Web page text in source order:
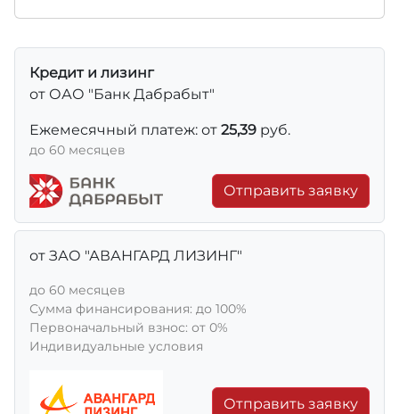
Кредит и лизинг
от ОАО "Банк Дабрабыт"
Ежемесячный платеж: от 25,39 руб.
до 60 месяцев
Отправить заявку
от ЗАО "АВАНГАРД ЛИЗИНГ"
до 60 месяцев
Сумма финансирования: до 100%
Первоначальный взнос: от 0%
Индивидуальные условия
Отправить заявку